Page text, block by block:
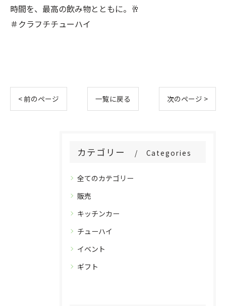
時間を、最高の飲み物とともに。🥂
＃クラフチチューハイ
< 前のページ 一覧に戻る 次のページ >
カテゴリー Categories
全てのカテゴリー
販売
キッチンカー
チューハイ
イベント
ギフト